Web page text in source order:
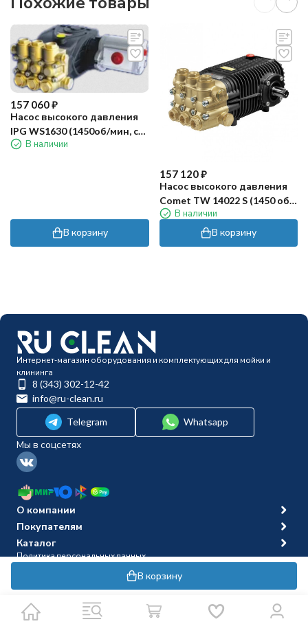
В корзину
157 060₽
Насос высокого давления
IPG WS1630 (1450об/мин, с
гидромотором)
В наличии
В корзину
157 120₽
Насос высокого давления
Comet TW 14022 S (1450 об/
мин)В наличии
В корзину
Интернет-магазин оборудования и комплектующих для мойки и
клининга
8 (343) 302-12-42
info@ru-clean.ru
Telegram
Whatsapp
Мы в соцсетях
О компании
Покупателям
Каталог
Политика персональных данных